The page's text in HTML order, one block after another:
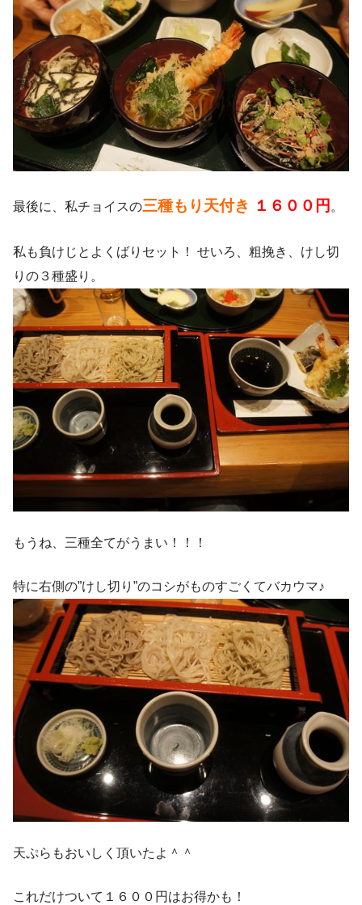
最後に、私チョイスの三種もり天付き １６００円 。
私も負けじとよくばりセット！ せいろ、粗挽き、けし切
りの３種盛り。
もうね、三種全てがうまい！！！
特に右側の”けし切り”のコシがものすごくてバカウマ♪
天ぷらもおいしく頂いたよ＾＾
これだけついて１６００円はお得かも！